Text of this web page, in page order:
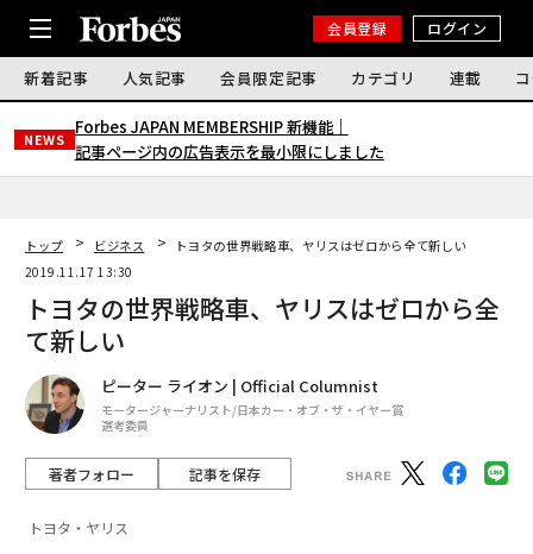
会員登録 ログイン
新着記事 人気記事 会員限定記事 カテゴリ 連載
NEWS
Forbes JAPAN MEMBERSHIP 新機能｜
記事ページ内の広告表示を最小限にしました
トップ ビジネス
トヨタの世界戦略車、ヤリスはゼロから全て新しい
2019.11.17 13:30
トヨタの世界戦略車、ヤリスはゼロから全
て新しい
ピーター ライオン | Official Columnist
モータージャーナリスト/日本カー・オブ・ザ・イヤー賞
選考委員
著者フォロー 記事を保存
トヨタ・ヤリス